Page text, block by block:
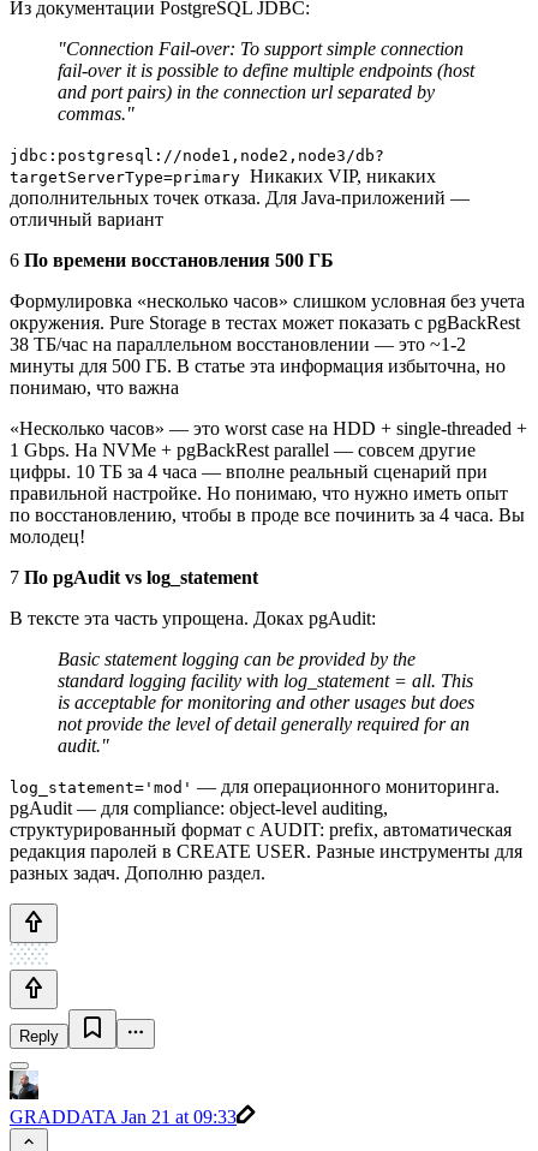
Из документации PostgreSQL JDBC:
"Connection Fail-over: To support simple connection
fail-over it is possible to define multiple endpoints (host
and port pairs) in the connection url separated by
commas."
jdbc:postgresql://node1,node2,node3/db?
targetServerType=primary Никаких VIP, никаких
дополнительных точек отказа. Для Java-приложений —
отличный вариант
6 По времени восстановления 500 ГБ
Формулировка «несколько часов» слишком условная без учета
окружения. Pure Storage в тестах может показать с pgBackRest
38 ТБ/час на параллельном восстановлении — это ~1-2
минуты для 500 ГБ. В статье эта информация избыточна, но
понимаю, что важна
«Несколько часов» — это worst case на HDD + single-threaded +
1 Gbps. На NVMe + pgBackRest parallel — совсем другие
цифры. 10 ТБ за 4 часа — вполне реальный сценарий при
правильной настройке. Но понимаю, что нужно иметь опыт
по восстановлению, чтобы в проде все починить за 4 часа. Вы
молодец!
7 По pgAudit vs log_statement
В тексте эта часть упрощена. Доках pgAudit:
Basic statement logging can be provided by the
standard logging facility with log_statement = all. This
is acceptable for monitoring and other usages but does
not provide the level of detail generally required for an
audit."
log_statement='mod' — для операционного мониторинга.
pgAudit — для compliance: object-level auditing,
структурированный формат с AUDIT: prefix, автоматическая
редакция паролей в CREATE USER. Разные инструменты для
разных задач. Дополню раздел.
Reply
GRADDATA Jan 21 at 09:33